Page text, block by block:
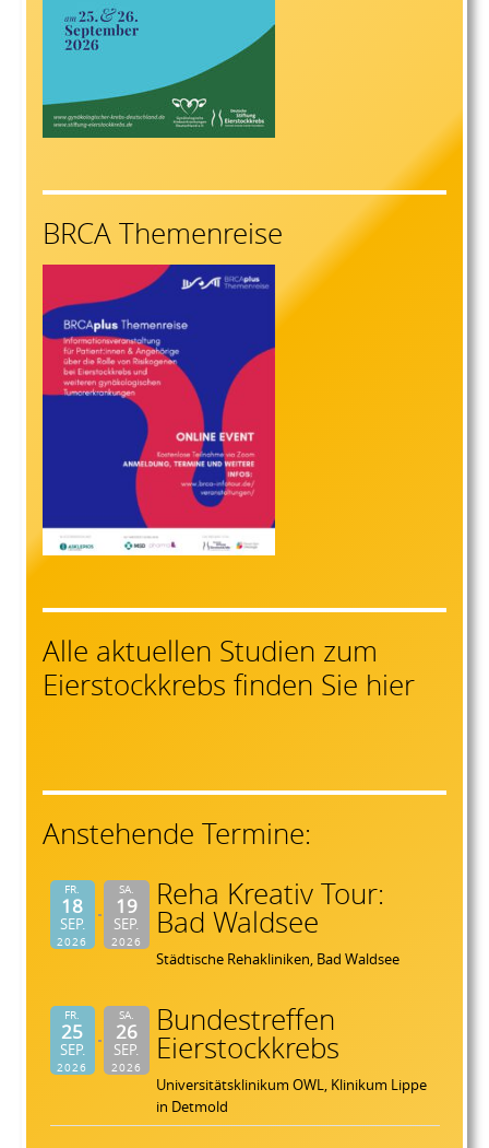
BRCA Themenreise
Alle aktuellen Studien zum
Eierstockkrebs finden Sie hier
Anstehende Termine:
FR.
18
SEP.
2026
SA.
19
SEP.
2026
Reha Kreativ Tour:
Bad Waldsee
Städtische Rehakliniken, Bad Waldsee
FR.
25
SEP.
2026
SA.
26
SEP.
2026
Bundestreffen
Eierstockkrebs
Universitätsklinikum OWL, Klinikum Lippe
in Detmold